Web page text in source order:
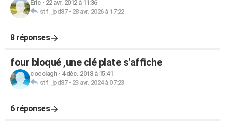
Eric - 22 avr. 2012 à 11:36
stf_jpd87- 28 avr. 2026 à 17:22
8 réponses
four bloqué ,une clé plate s'affiche
cocolagh- 4 déc. 2018 à 15:41
stf_jpd87- 23 avr. 2024 à 07:23
6 réponses